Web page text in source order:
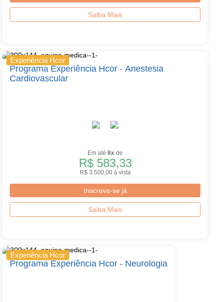
Saiba Mais
Experiência Hcor
Programa Experiência Hcor - Anestesia
Cardiovascular
Em até 6x de
R$ 583,33
R$ 3.500,00 à vista
Inscreva-se já
Saiba Mais
Experiência Hcor
Programa Experiência Hcor - Neurologia